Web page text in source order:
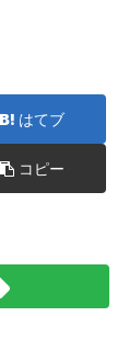
はてブ
コピー